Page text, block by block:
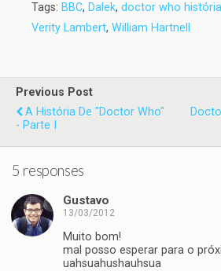
Tags: BBC, Dalek, doctor who história
Verity Lambert, William Hartnell
Previous Post
A História De "Doctor Who"
- Parte I
5 responses
Gustavo
13/03/2012
Muito bom!
mal posso esperar para o
uahsuahushauhsua